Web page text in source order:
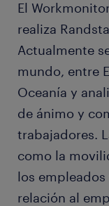
El
realiza
Actualmente
mundo, entre
Oceanía y
de ánimo y
trabajadores.
como la
los
relación al